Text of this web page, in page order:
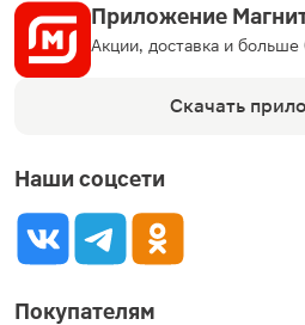
Приложение
Акции, доставка и больше
Скачать
Наши соцсети
Покупателям